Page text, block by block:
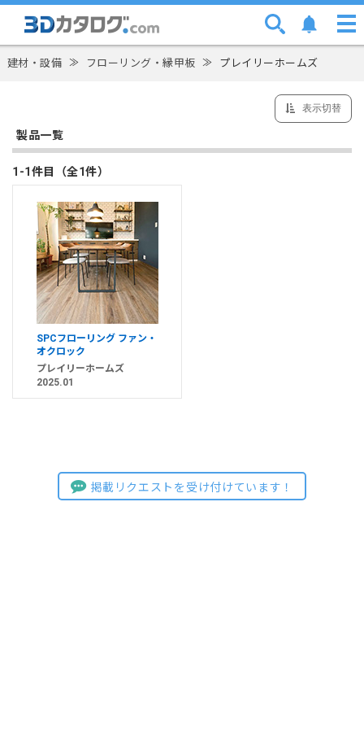
建材・設備 ≫ フローリング・縁甲板 ≫ プレイリーホームズ
表示切替
製品一覧
1-1件目（全1件）
SPCフローリング ファン・
オクロック
プレイリーホームズ
2025.01
掲載リクエストを受け付けています！